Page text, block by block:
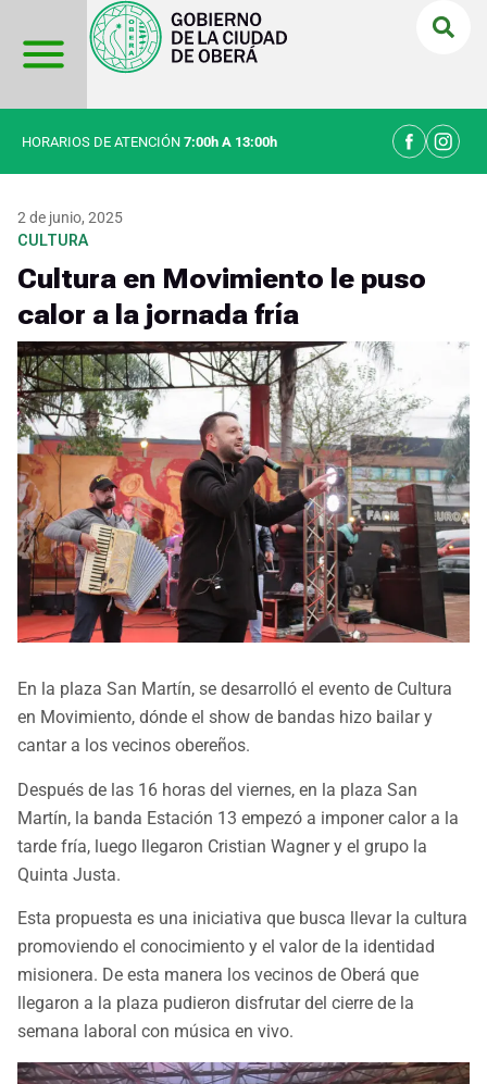
contenido
HORARIOS DE ATENCIÓN 7:00h A 13:00h
2 de junio, 2025
CULTURA
Cultura en Movimiento le puso
calor a la jornada fría
En la plaza San Martín, se desarrolló el evento de Cultura
en Movimiento, dónde el show de bandas hizo bailar y
cantar a los vecinos obereños.
Después de las 16 horas del viernes, en la plaza San
Martín, la banda Estación 13 empezó a imponer calor a la
tarde fría, luego llegaron Cristian Wagner y el grupo la
Quinta Justa.
Esta propuesta es una iniciativa que busca llevar la cultura
promoviendo el conocimiento y el valor de la identidad
misionera. De esta manera los vecinos de Oberá que
llegaron a la plaza pudieron disfrutar del cierre de la
semana laboral con música en vivo.